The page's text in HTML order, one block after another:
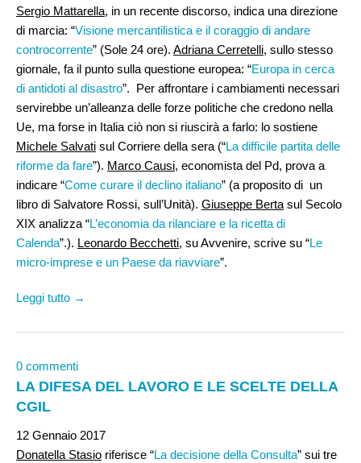
Sergio Mattarella, in un recente discorso, indica una direzione
di marcia: “Visione mercantilistica e il coraggio di andare
controcorrente” (Sole 24 ore). Adriana Cerretelli, sullo stesso
giornale, fa il punto sulla questione europea: “Europa in cerca
di antidoti al disastro”. Per affrontare i cambiamenti necessari
servirebbe un’alleanza delle forze politiche che credono nella
Ue, ma forse in Italia ciò non si riuscirà a farlo: lo sostiene
Michele Salvati sul Corriere della sera (“La difficile partita delle
riforme da fare”). Marco Causi, economista del Pd, prova a
indicare “Come curare il declino italiano” (a proposito di un
libro di Salvatore Rossi, sull’Unità). Giuseppe Berta sul Secolo
XIX analizza “L’economia da rilanciare e la ricetta di
Calenda”.). Leonardo Becchetti, su Avvenire, scrive su “Le
micro-imprese e un Paese da riavviare”.
Leggi tutto →
0 commenti
LA DIFESA DEL LAVORO E LE SCELTE DELLA
CGIL
12 Gennaio 2017
Donatella Stasio riferisce “La decisione della Consulta” sui tre